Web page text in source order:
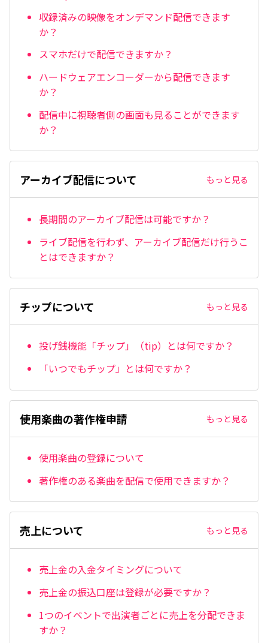
収録済みの映像をオンデマンド配信できます
か？
スマホだけで配信できますか？
ハードウェアエンコーダーから配信できます
か？
配信中に視聴者側の画面も見ることができます
か？
アーカイブ配信について もっと見る
長期間のアーカイブ配信は可能ですか？
ライブ配信を行わず、アーカイブ配信だけ行うこ
とはできますか？
チップについて もっと見る
投げ銭機能「チップ」（tip）とは何ですか？
「いつでもチップ」とは何ですか？
使用楽曲の著作権申請 もっと見る
使用楽曲の登録について
著作権のある楽曲を配信で使用できますか？
売上について もっと見る
売上金の入金タイミングについて
売上金の振込口座は登録が必要ですか？
1つのイベントで出演者ごとに売上を分配できま
すか？